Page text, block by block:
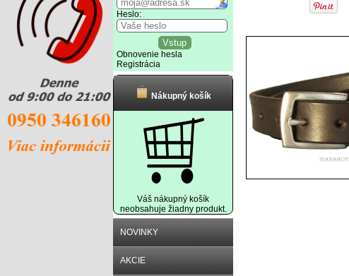
Heslo:
Obnovenie hesla
Registrácia
Nákupný košík
Váš nákupný košík
neobsahuje žiadny produkt.
NOVINKY
AKCIE